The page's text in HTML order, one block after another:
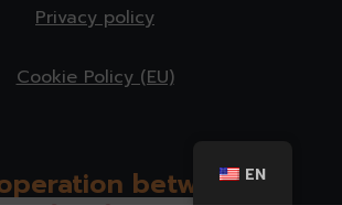
Privacy policy
Cookie Policy (EU)
between:EN